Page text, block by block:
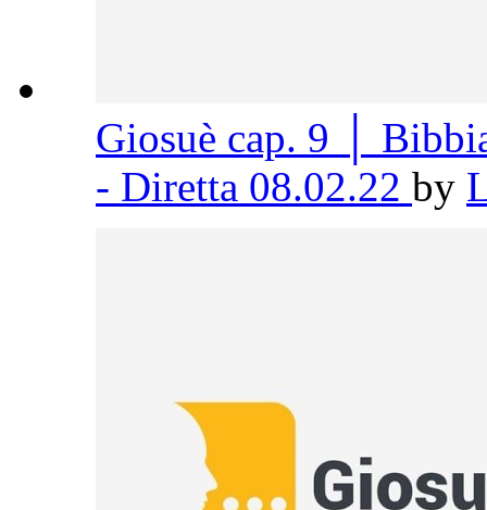
Giosuè cap. 9 │
- Diretta 08.02.22 by